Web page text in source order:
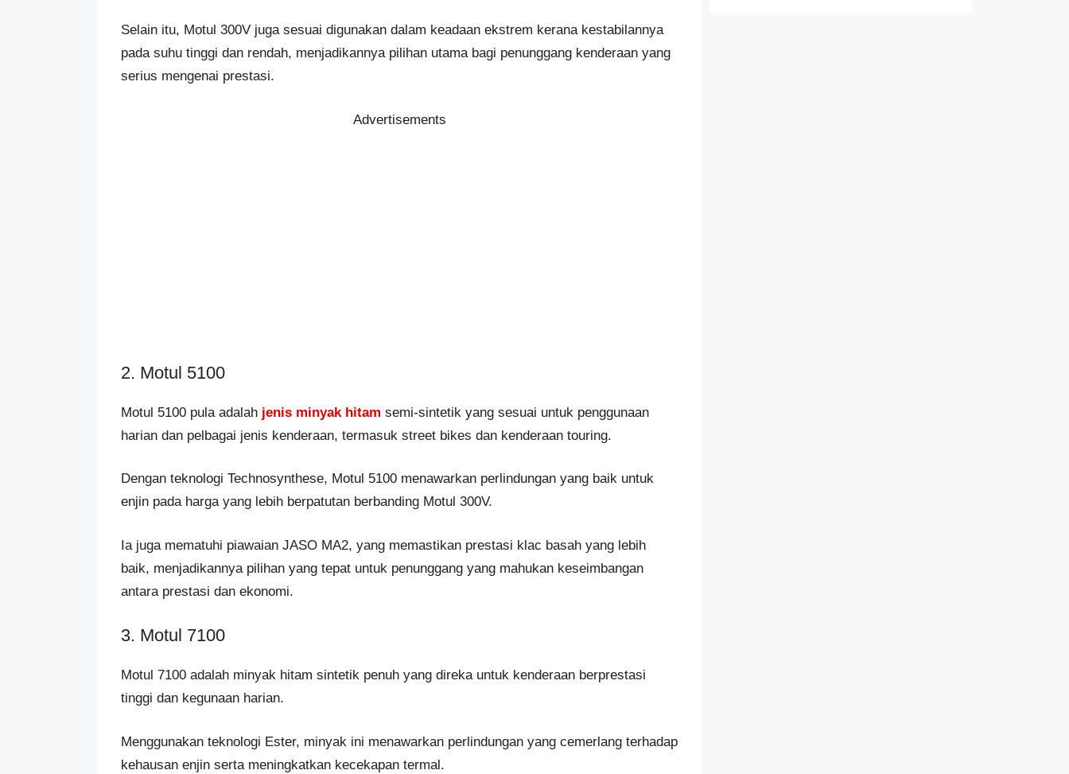
Selain itu, Motul 300V juga sesuai digunakan dalam keadaan ekstrem kerana kestabilannya
pada suhu tinggi dan rendah, menjadikannya pilihan utama bagi penunggang kenderaan yang
serius mengenai prestasi.
Advertisements
2. Motul 5100
Motul 5100 pula adalah jenis minyak hitam semi-sintetik yang sesuai untuk penggunaan
harian dan pelbagai jenis kenderaan, termasuk street bikes dan kenderaan touring.
Dengan teknologi Technosynthese, Motul 5100 menawarkan perlindungan yang baik untuk
enjin pada harga yang lebih berpatutan berbanding Motul 300V.
Ia juga mematuhi piawaian JASO MA2, yang memastikan prestasi klac basah yang lebih
baik, menjadikannya pilihan yang tepat untuk penunggang yang mahukan keseimbangan
antara prestasi dan ekonomi.
3. Motul 7100
Motul 7100 adalah minyak hitam sintetik penuh yang direka untuk kenderaan berprestasi
tinggi dan kegunaan harian.
Menggunakan teknologi Ester, minyak ini menawarkan perlindungan yang cemerlang terhadap
kehausan enjin serta meningkatkan kecekapan termal.